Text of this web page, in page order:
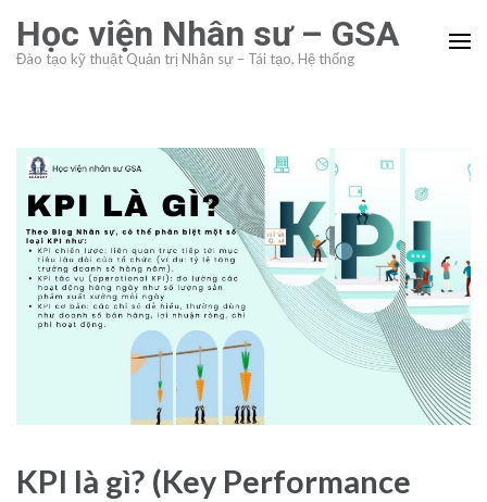
content
Học viện Nhân sư – GSA
Đào tạo kỹ thuật Quản trị Nhân sự – Tái tạo, Hệ thống
KPI là gì? (Key Performance